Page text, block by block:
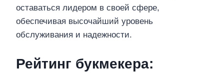
оставаться лидером в своей сфере,
обеспечивая высочайший уровень
обслуживания и надежности.
Рейтинг букмекера: